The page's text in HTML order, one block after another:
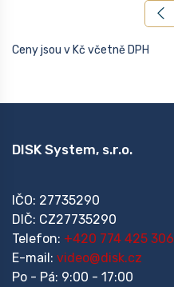
Ceny jsou v Kč včetně DPH
DISK System, s.r.o.
IČO: 27735290
DIČ: CZ27735290
Telefon: +420 774 425 306
E-mail: video@disk.cz
Po - Pá: 9:00 - 17:00